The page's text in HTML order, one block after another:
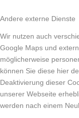
Andere externe Dienste
Wir nutzen auch
Google Maps und
möglicherweise
können Sie diese hier
Deaktivierung dieser
unserer Webseite
werden nach einem